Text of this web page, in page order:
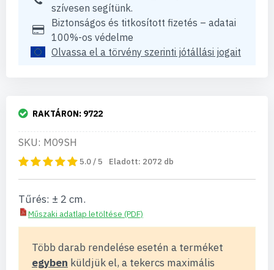
szívesen segítünk.
Biztonságos és titkosított fizetés – adatai
100%-os védelme
Olvassa el a törvény szerinti jótállási jogait
RAKTÁRON: 9722
SKU: M09SH
5.0 / 5 Eladott: 2072 db
Tűrés: ± 2 cm.
Műszaki adatlap letöltése (PDF)
Több darab rendelése esetén a terméket
egyben küldjük el, a tekercs maximális